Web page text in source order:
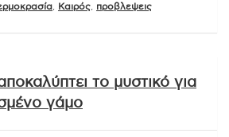
Καιρός προβλεψεις
το μυστικό για
γάμο